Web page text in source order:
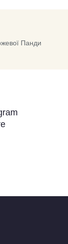
Панди